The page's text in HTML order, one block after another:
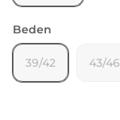
Beden
39/42 43/46